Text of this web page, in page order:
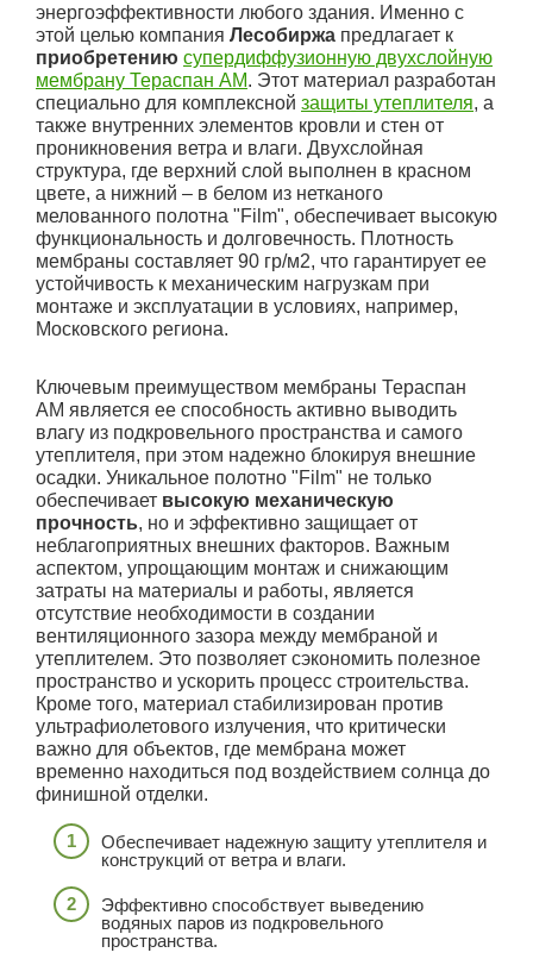
энергоэффективности любого здания. Именно с
этой целью компания Лесобиржа предлагает к
приобретению супердиффузионную двухслойную
мембрану Тераспан АМ. Этот материал разработан
специально для комплексной защиты утеплителя, а
также внутренних элементов кровли и стен от
проникновения ветра и влаги. Двухслойная
структура, где верхний слой выполнен в красном
цвете, а нижний – в белом из нетканого
мелованного полотна "Film", обеспечивает высокую
функциональность и долговечность. Плотность
мембраны составляет 90 гр/м2, что гарантирует ее
устойчивость к механическим нагрузкам при
монтаже и эксплуатации в условиях, например,
Московского региона.
Ключевым преимуществом мембраны Тераспан
АМ является ее способность активно выводить
влагу из подкровельного пространства и самого
утеплителя, при этом надежно блокируя внешние
осадки. Уникальное полотно "Film" не только
обеспечивает высокую механическую
прочность, но и эффективно защищает от
неблагоприятных внешних факторов. Важным
аспектом, упрощающим монтаж и снижающим
затраты на материалы и работы, является
отсутствие необходимости в создании
вентиляционного зазора между мембраной и
утеплителем. Это позволяет сэкономить полезное
пространство и ускорить процесс строительства.
Кроме того, материал стабилизирован против
ультрафиолетового излучения, что критически
важно для объектов, где мембрана может
временно находиться под воздействием солнца до
финишной отделки.
Обеспечивает надежную защиту утеплителя и
конструкций от ветра и влаги.
Эффективно способствует выведению
водяных паров из подкровельного
пространства.